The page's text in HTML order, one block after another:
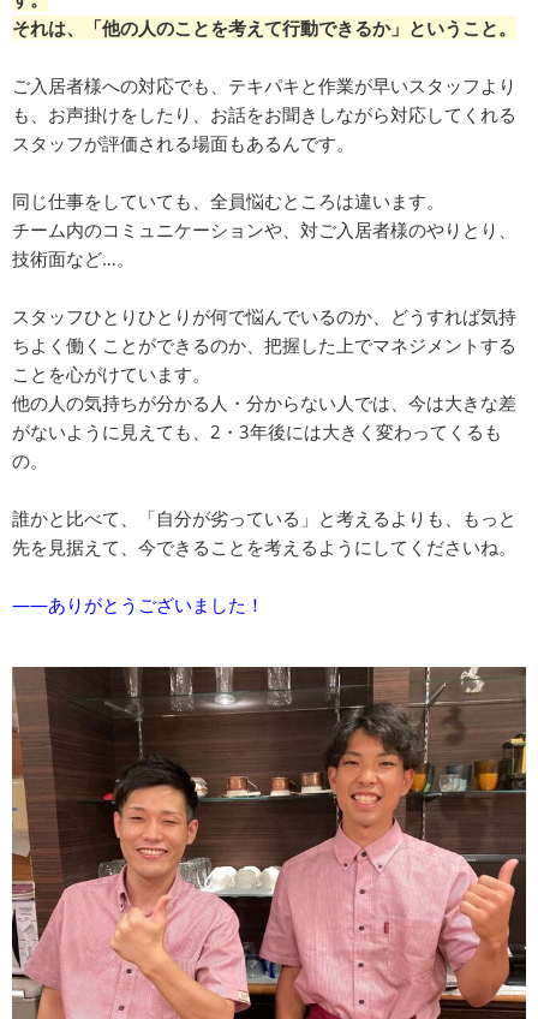
それは、「他の人のことを考えて行動できるか」ということ。
ご入居者様への対応でも、テキパキと作業が早いスタッフより
も、お声掛けをしたり、お話をお聞きしながら対応してくれる
スタッフが評価される場面もあるんです。
同じ仕事をしていても、全員悩むところは違います。
チーム内のコミュニケーションや、対ご入居者様のやりとり、
技術面など…。
スタッフひとりひとりが何で悩んでいるのか、どうすれば気持
ちよく働くことができるのか、把握した上でマネジメントする
ことを心がけています。
他の人の気持ちが分かる人・分からない人では、今は大きな差
がないように見えても、2・3年後には大きく変わってくるも
の。
誰かと比べて、「自分が劣っている」と考えるよりも、もっと
先を見据えて、今できることを考えるようにしてくださいね。
――ありがとうございました！